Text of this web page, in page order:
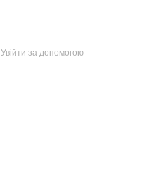
Увійти за допомогою